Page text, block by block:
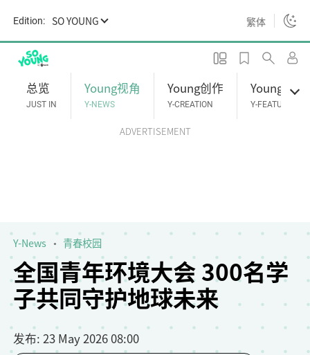
i
Edition: SO YOUNG 繁体
总览
JUST IN
Young视角
Y-NEWS
Young创作
Y-CREATION
Young专题
Y-FEATURES
ADVERTISEMENT
全国青年环境大会 300名学
子共同守护地球未来
Y-News 青春校园
发布: 23 May 2026 08:00